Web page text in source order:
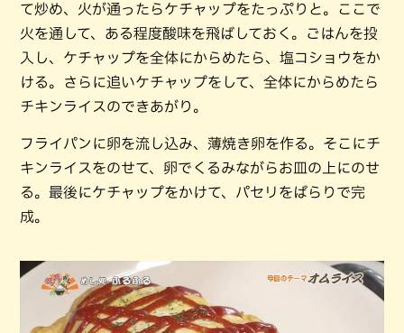
て炒め、火が通ったらケチャップをたっぷりと。ここで
火を通して、ある程度酸味を飛ばしておく。ごはんを投
入し、ケチャップを全体にからめたら、塩コショウをか
ける。さらに追いケチャップをして、全体にからめたら
チキンライスのできあがり。
フライパンに卵を流し込み、薄焼き卵を作る。そこにチ
キンライスをのせて、卵でくるみながらお皿の上にのせ
る。最後にケチャップをかけて、パセリをぱらりで完
成。